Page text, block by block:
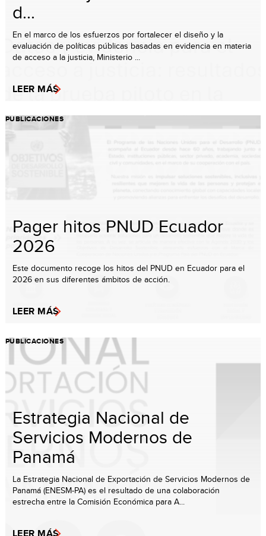
d...
En el marco de los esfuerzos por fortalecer el diseño y la
evaluación de políticas públicas basadas en evidencia en materia
de acceso a la justicia, Ministerio ...
LEER MÁS
PUBLICACIONES
Pager hitos PNUD Ecuador
2026
Este documento recoge los hitos del PNUD en Ecuador para el
2026 en sus diferentes ámbitos de acción.
LEER MÁS
PUBLICACIONES
Estrategia Nacional de
Servicios Modernos de
Panamá
La Estrategia Nacional de Exportación de Servicios Modernos de
Panamá (ENESM-PA) es el resultado de una colaboración
estrecha entre la Comisión Económica para A...
LEER MÁS